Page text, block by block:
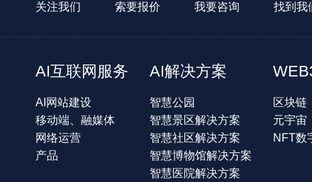
关注我们 索要报价 我要咨询 找到我
AI互联网服务
AI网站建设
移动端、融媒体
网络运营
产品
AI解决方案
智慧公园
智慧景区解决方案
智慧社区解决方案
智慧博物馆解决方案
智慧医院解决方案
区块链
元宇宙
NFT数